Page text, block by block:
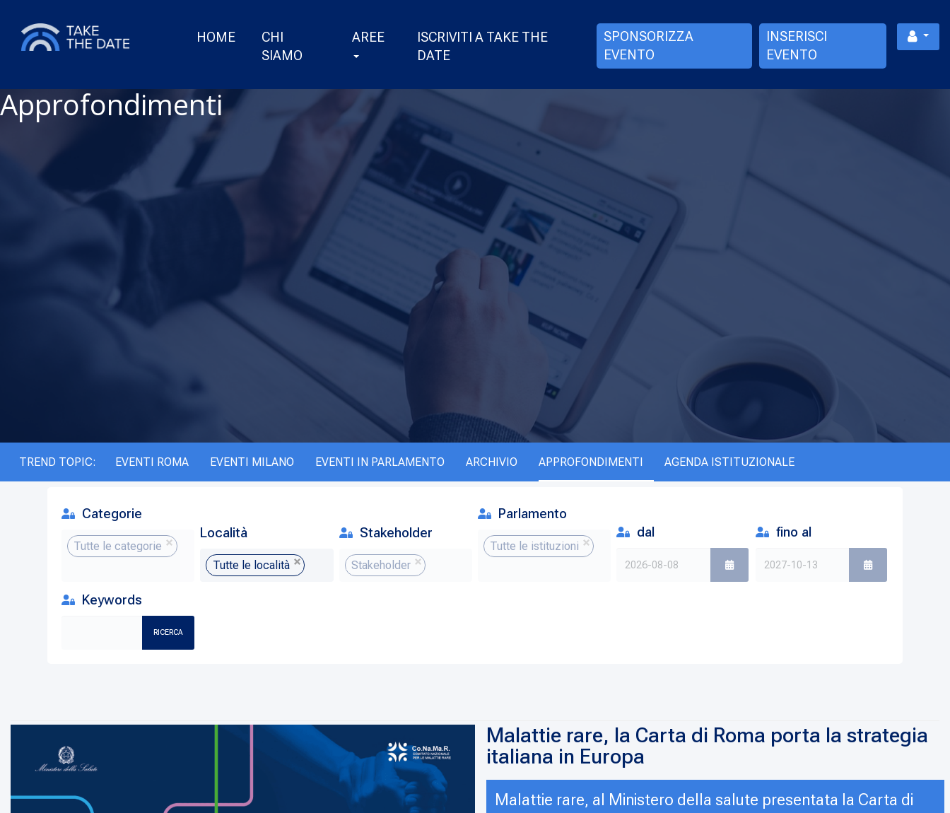
HOME
CHI
SIAMO
AREE
ISCRIVITI A TAKE THE
DATE
SPONSORIZZA
EVENTO
INSERISCI
EVENTO
Approfondimenti
TREND TOPIC: EVENTI ROMA EVENTI MILANO EVENTI IN PARLAMENTO ARCHIVIO APPROFONDIMENTI AGENDA ISTITUZIONALE
Categorie
Tutte le categorie
Località
Tutte le località
Stakeholder
Stakeholder
Parlamento
Tutte le istituzioni
dal fino al
Keywords
RICERCA
Malattie rare, la Carta di Roma porta la strategia
italiana in Europa
Malattie rare, al Ministero della salute presentata la Carta di